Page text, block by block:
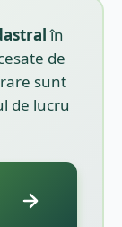
în
de
sunt
de lucru